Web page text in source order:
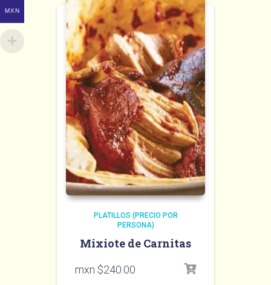
PLATILLOS (PRECIO POR
PERSONA)
Mixiote de Carnitas
mxn $240.00
MXN